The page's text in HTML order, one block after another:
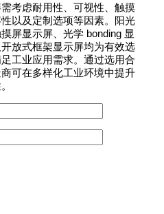
考虑耐用性、可视性、触摸
以及定制选项等因素。阳光
屏显示屏、光学 bonding 显
放式框架显示屏均为有效选
工业应用需求。通过选用合
可在多样化工业环境中提升